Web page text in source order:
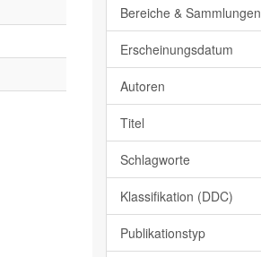
Bereiche & Sammlungen
Erscheinungsdatum
Autoren
Titel
Schlagworte
Klassifikation (DDC)
Publikationstyp